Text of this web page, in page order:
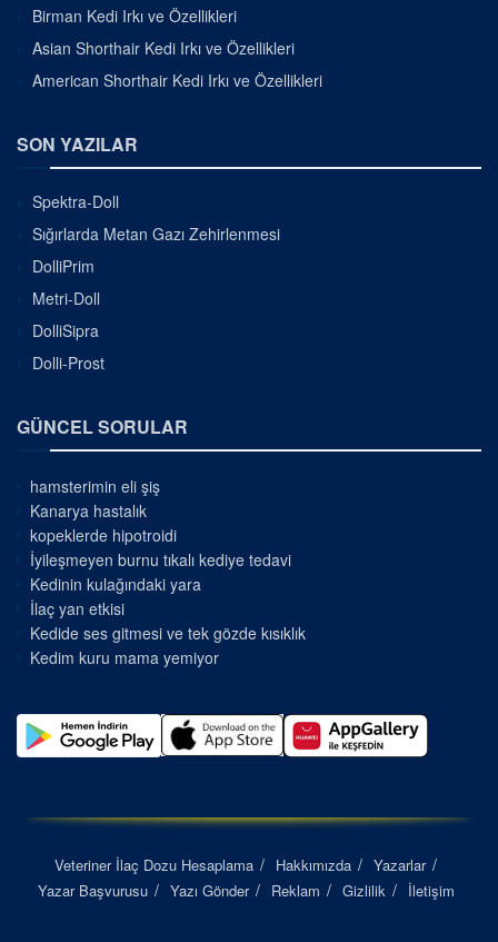
Birman Kedi Irkı ve Özellikleri
Asian Shorthair Kedi Irkı ve Özellikleri
American Shorthair Kedi Irkı ve Özellikleri
SON YAZILAR
Spektra-Doll
Sığırlarda Metan Gazı Zehirlenmesi
DolliPrim
Metri-Doll
DolliSipra
Dolli-Prost
GÜNCEL SORULAR
hamsterimin eli şiş
Kanarya hastalık
kopeklerde hipotroidi
İyileşmeyen burnu tıkalı kediye tedavi
Kedinin kulağındaki yara
İlaç yan etkisi
Kedide ses gitmesi ve tek gözde kısıklık
Kedim kuru mama yemiyor
Veteriner İlaç Dozu Hesaplama Hakkımızda
Yazarlar
Yazar Başvurusu
Yazı Gönder Reklam Gizlilik İletişim